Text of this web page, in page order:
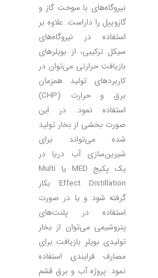
نیروگاه‌های با سوخت گاز و
گازوییل را داراست. علاوه بر
استفاده در نیروگاه‌های
سیکل ترکیبی، از بویلرهای
بازیافت حرارتی می‌توان در
کاربردهای تولید همزمان
برق و حرارت (CHP)
استفاده نمود. در این
صورت بخشی از بخار تولید
شده می‌تواند برای
شیرین‌سازی آب دریا در
یک پکیج MED یا Multi
Effect Distillation بکار
گرفته شود و یا در صورت
استفاده در پلنت‌های
پتروشیمی می‌توان از بخار
تولیدی بویلر بازیافت برای
مصارف فرایندی استفاده
نمود. پروژه آب و برق قشم